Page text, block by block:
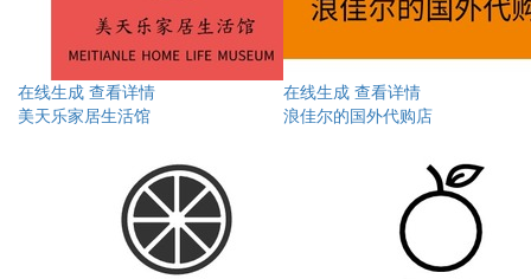
在线生成 查看详情
美天乐家居生活馆
在线生成 查看详情
浪佳尔的国外代购店